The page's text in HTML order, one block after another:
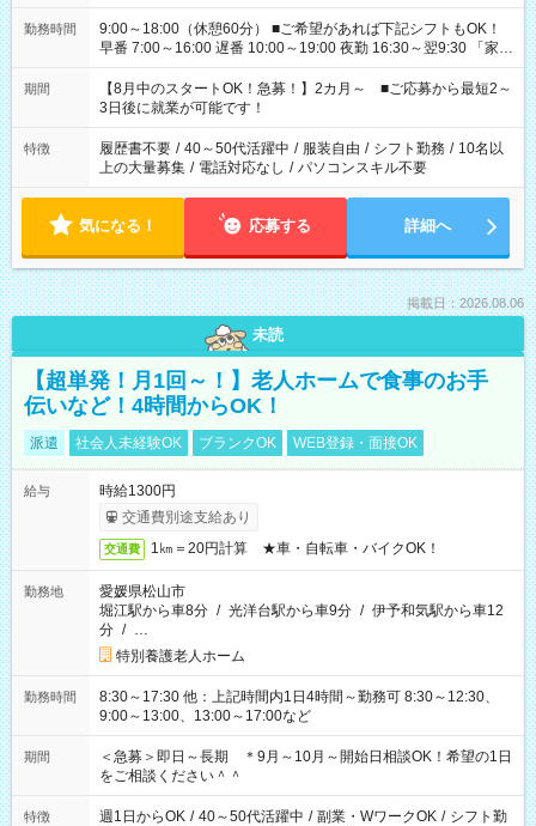
勤務時間
9:00～18:00（休憩60分） ■ご希望があれば下記シフトもOK！
早番 7:00～16:00 遅番 10:00～19:00 夜勤 16:30～翌9:30 「家族
と休みを合わせたい」 「余裕を持って夕飯の準備がしたい」
「できれば残業はしたくない」 など、ご希望を教えてください
ね。 ※Wワーク希望の方へ 今ご覧のお仕事で希望する勤務時間
と、もう1つのお仕事の勤務時間。 合計で週40時間を超える場
合は応募できません。
期間
【8月中のスタートOK！急募！】2カ月～ ■ご応募から最短2～
3日後に就業が可能です！
特徴 履歴書不要 / 40～50代活躍中 / 服装自由 / シフト勤務 / 10名以
上の大量募集 / 電話対応なし / パソコンスキル不要
気になる！ 応募する 詳細へ
掲載日：2026.08.06
未読
【超単発！月1回～！】老人ホームで食事のお手
伝いなど！4時間からOK！
派遣 社会人未経験OK ブランクOK WEB登録・面接OK
給与
時給1300円
交通費別途支給あり
交通費 1㎞＝20円計算 ★車・自転車・バイクOK！
勤務地
愛媛県松山市
堀江駅から車8分 / 光洋台駅から車9分 / 伊予和気駅から車12
分 / …
特別養護老人ホーム
勤務時間
8:30～17:30 他：上記時間内1日4時間～勤務可 8:30～12:30、
9:00～13:00、13:00～17:00など
期間
＜急募＞即日～長期 ＊9月～10月～開始日相談OK！希望の1日
をご相談ください＾＾
特徴 週1日からOK / 40～50代活躍中 / 副業・WワークOK / シフト勤